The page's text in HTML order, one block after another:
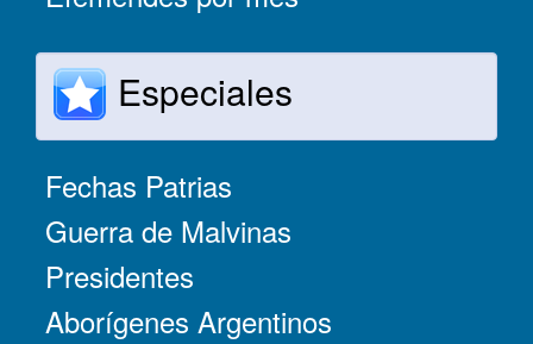
Especiales
Fechas Patrias
Guerra de Malvinas
Presidentes
Aborígenes Argentinos